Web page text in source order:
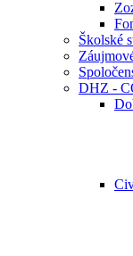
Školské
DHZ -